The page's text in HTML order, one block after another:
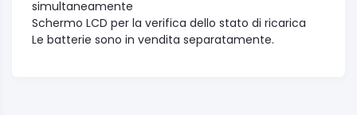
simultaneamente
Schermo LCD per la verifica dello stato di ricarica
Le batterie sono in vendita separatamente.